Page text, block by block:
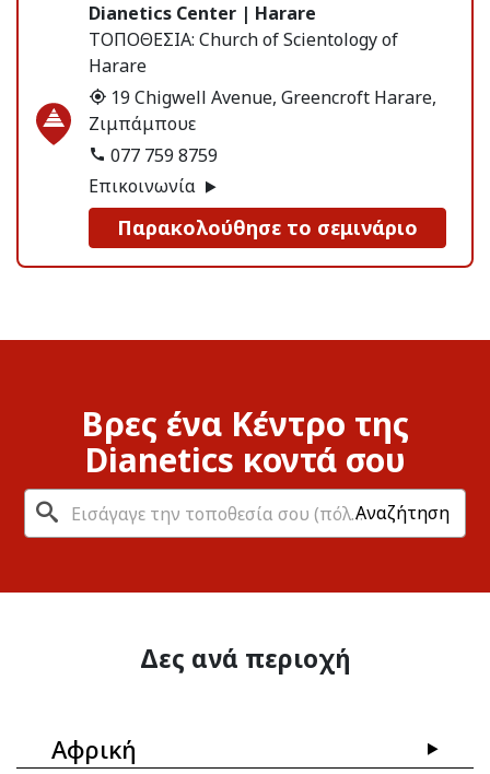
Dianetics Center | Harare
ΤΟΠΟΘΕΣΙΑ: Church of Scientology of
Harare
19 Chigwell Avenue, Greencroft Harare,
Ζιμπάμπουε
077 759 8759
Επικοινωνία
Παρακολούθησε το σεμινάριο
Βρες ένα Κέντρο της
Dianetics κοντά σου
Αναζήτηση
Δες ανά περιοχή
Αφρική